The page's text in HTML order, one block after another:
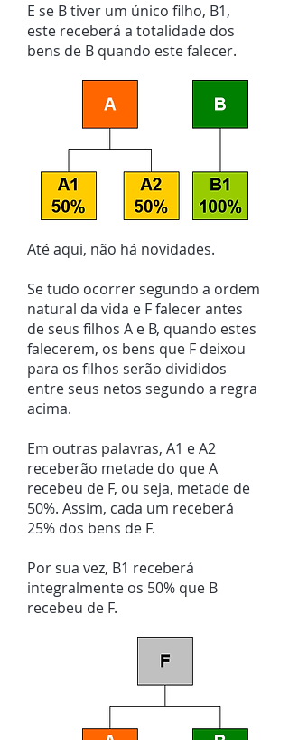
E se B tiver um único filho, B1,
este receberá a totalidade dos
bens de B quando este falecer.
Até aqui, não há novidades.
Se tudo ocorrer segundo a ordem
natural da vida e F falecer antes
de seus filhos A e B, quando estes
falecerem, os bens que F deixou
para os filhos serão divididos
entre seus netos segundo a regra
acima.
Em outras palavras, A1 e A2
receberão metade do que A
recebeu de F, ou seja, metade de
50%. Assim, cada um receberá
25% dos bens de F.
Por sua vez, B1 receberá
integralmente os 50% que B
recebeu de F.